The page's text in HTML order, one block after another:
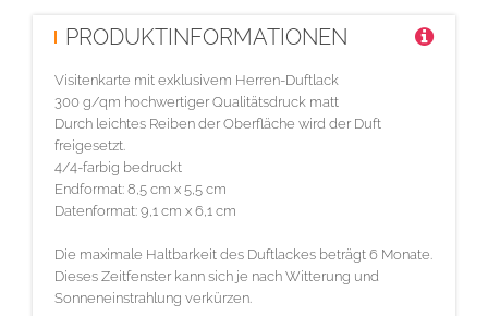
PRODUKTINFORMATIONEN
Visitenkarte mit exklusivem Herren-Duftlack
300 g/qm hochwertiger Qualitätsdruck matt
Durch leichtes Reiben der Oberfläche wird der Duft
freigesetzt.
4/4-farbig bedruckt
Endformat: 8,5 cm x 5,5 cm
Datenformat: 9,1 cm x 6,1 cm
Die maximale Haltbarkeit des Duftlackes beträgt 6 Monate.
Dieses Zeitfenster kann sich je nach Witterung und
Sonneneinstrahlung verkürzen.